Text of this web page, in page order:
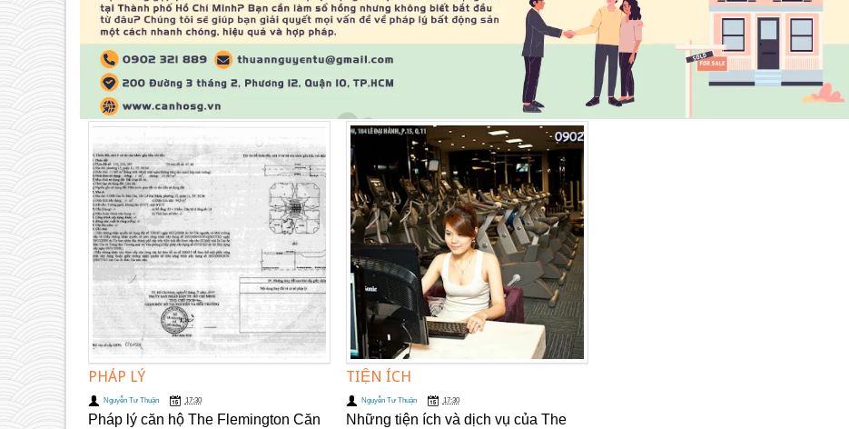
PHÁP LÝ
Nguyễn Tư Thuận 17:30
Pháp lý căn hộ The Flemington Căn
TIỆN ÍCH
Nguyễn Tư Thuận 17:30
Những tiện ích và dịch vụ của The